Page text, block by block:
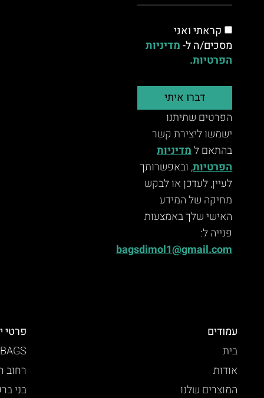
קראתי ואני
מסכים/ה ל-מדיניות
הפרטיות.
דברו איתי
הפרטים שתיתנו
ישמשו ליצירת קשר
בהתאם למדיניות
הפרטיות, ובאפשרותך
לעיין, לעדכן או לבקש
מחיקה של המידע
האישי שלך באמצעות
פנייה ל:
bagsdimol1@gmail.com
עמודים
בית
אודות
המוצרים שלנו
פרטי
רחוב
בני